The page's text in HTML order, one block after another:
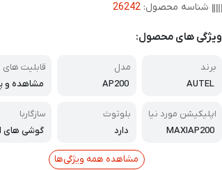
شناسه محصول:26242
ویژگی های محصول:
برند
AUTEL
مدل
AP200
قابلیت های
مشاهده و
مایش
تست قطعات
اپلیکیشن مورد نیا
زMAXIAP200
بلوتوث
دارد
سازگاربا
گوشی های
مشاهده همه ویژگی‌ها